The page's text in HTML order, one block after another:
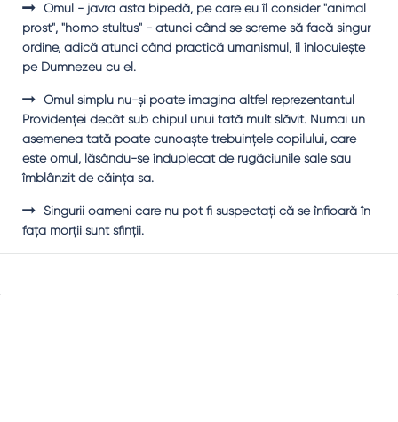
Omul - javra asta bipedă, pe care eu îl consider "animal
prost", "homo stultus" - atunci când se screme să facă singur
ordine, adică atunci când practică umanismul, îl înlocuieşte
pe Dumnezeu cu el.
Omul simplu nu-şi poate imagina altfel reprezentantul
Providenţei decât sub chipul unui tată mult slăvit. Numai un
asemenea tată poate cunoaşte trebuinţele copilului, care
este omul, lăsându-se înduplecat de rugăciunile sale sau
îmblânzit de căinţa sa.
Singurii oameni care nu pot fi suspectaţi că se înfioară în
faţa morţii sunt sfinţii.